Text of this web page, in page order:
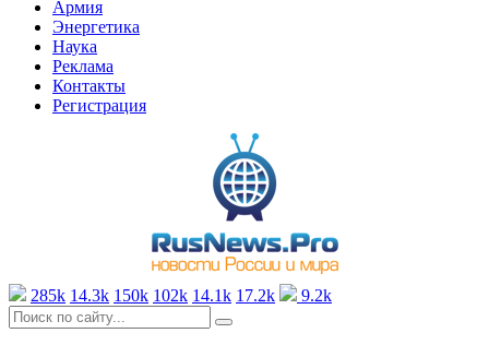
Армия
Энергетика
Наука
Реклама
Контакты
Регистрация
285k 14.3k 150k 102k 14.1k 17.2k 9.2k